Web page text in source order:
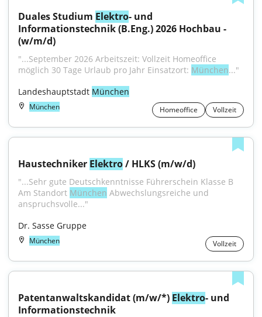
Duales Studium Elektro- und
Informationstechnik (B.Eng.) 2026 Hochbau -
(w/m/d)
"...September 2026 Arbeitszeit: Vollzeit Homeoffice
möglich 30 Tage Urlaub pro Jahr Einsatzort: München..."
Landeshauptstadt München
München Homeoffice Vollzeit
Haustechniker Elektro / HLKS (m/w/d)
"...Sehr gute Deutschkenntnisse Führerschein Klasse B
Am Standort München Abwechslungsreiche und
anspruchsvolle..."
Dr. Sasse Gruppe
München Vollzeit
Patentanwaltskandidat (m/w/*) Elektro- und
Informationstechnik